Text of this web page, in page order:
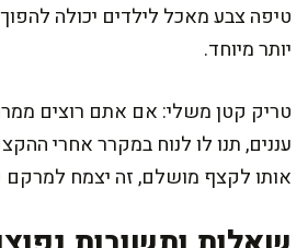
טיפה צבע מאכל לילדים יכולה
יותר מיוחד.
טריק קטן משלי: אם אתם רוצים ממרח
עננים, תנו לו לנוח במקרר אחרי
אותו לקצף מושלם, זה יצמח